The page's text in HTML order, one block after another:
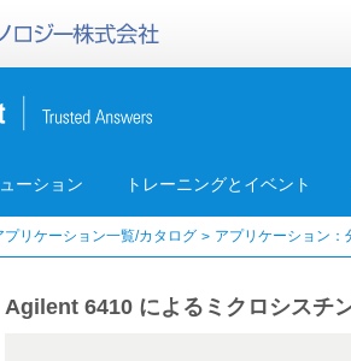
ーション トレーニングとイベント
プリケーション一覧/カタログ アプリケーション：
Agilent 6410 によるミクロシスチ